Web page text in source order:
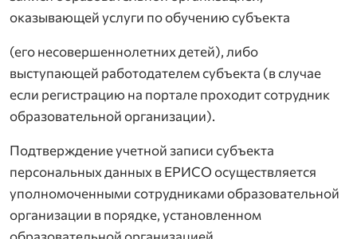
оказывающей услуги по обучению субъекта
(его несовершеннолетних детей), либо
выступающей работодателем субъекта (в случае
если регистрацию на портале проходит сотрудник
образовательной организации).
Подтверждение учетной записи субъекта
персональных данных в ЕРИСО осуществляется
уполномоченными сотрудниками образовательной
организации в порядке, установленном